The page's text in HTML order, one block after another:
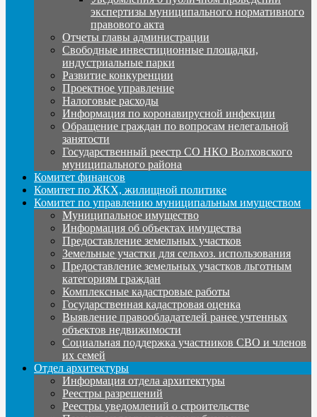
экспертизы муниципального нормативного
правового акта
Отчеты главы администрации
Свободные инвестиционные площадки,
индустриальные парки
Развитие конкуренции
Проектное управление
Налоговые расходы
Информация по коронавирусной инфекции
Обращение граждан по вопросам нелегальной
занятости
Государственный реестр СО НКО Волховского
муниципального района
Комитет финансов
Комитет по ЖКХ, жилищной политике
Комитет по управлению муниципальным имуществом
Муниципальное имущество
Информация об объектах имущества
Предоставление земельных участков
Земельные участки для сельхоз. использования
Предоставление земельных участков льготным
категориям граждан
Комплексные кадастровые работы
Государственная кадастровая оценка
Выявление правообладателей ранее учтенных
объектов недвижимости
Социальная поддержка участников СВО и членов
их семей
Отдел архитектуры
Информация отдела архитектуры
Реестры разрешений
Реестры уведомлений о строительстве